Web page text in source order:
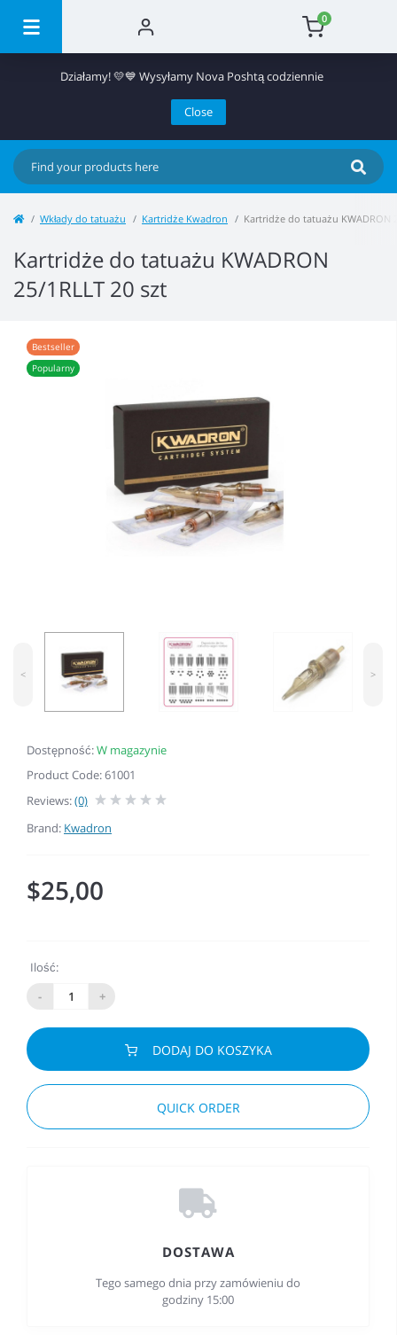
0
Działamy! 💛💙 Wysyłamy Nova Poshtą codziennie
Close
Wkłady do tatuażu Kartridże Kwadron Kartridże do tatuażu KWADRON
Kartridże do tatuażu KWADRON
25/1RLLT 20 szt
Dostępność:W magazynie
Product Code: 61001
Reviews:(0)
Brand: Kwadron
Bestseller
Popularny
< >
$25,00
Ilość:
-
+
DODAJ DO KOSZYKA
QUICK ORDER
DOSTAWA
Tego samego dnia przy zamówieniu do
godziny 15:00